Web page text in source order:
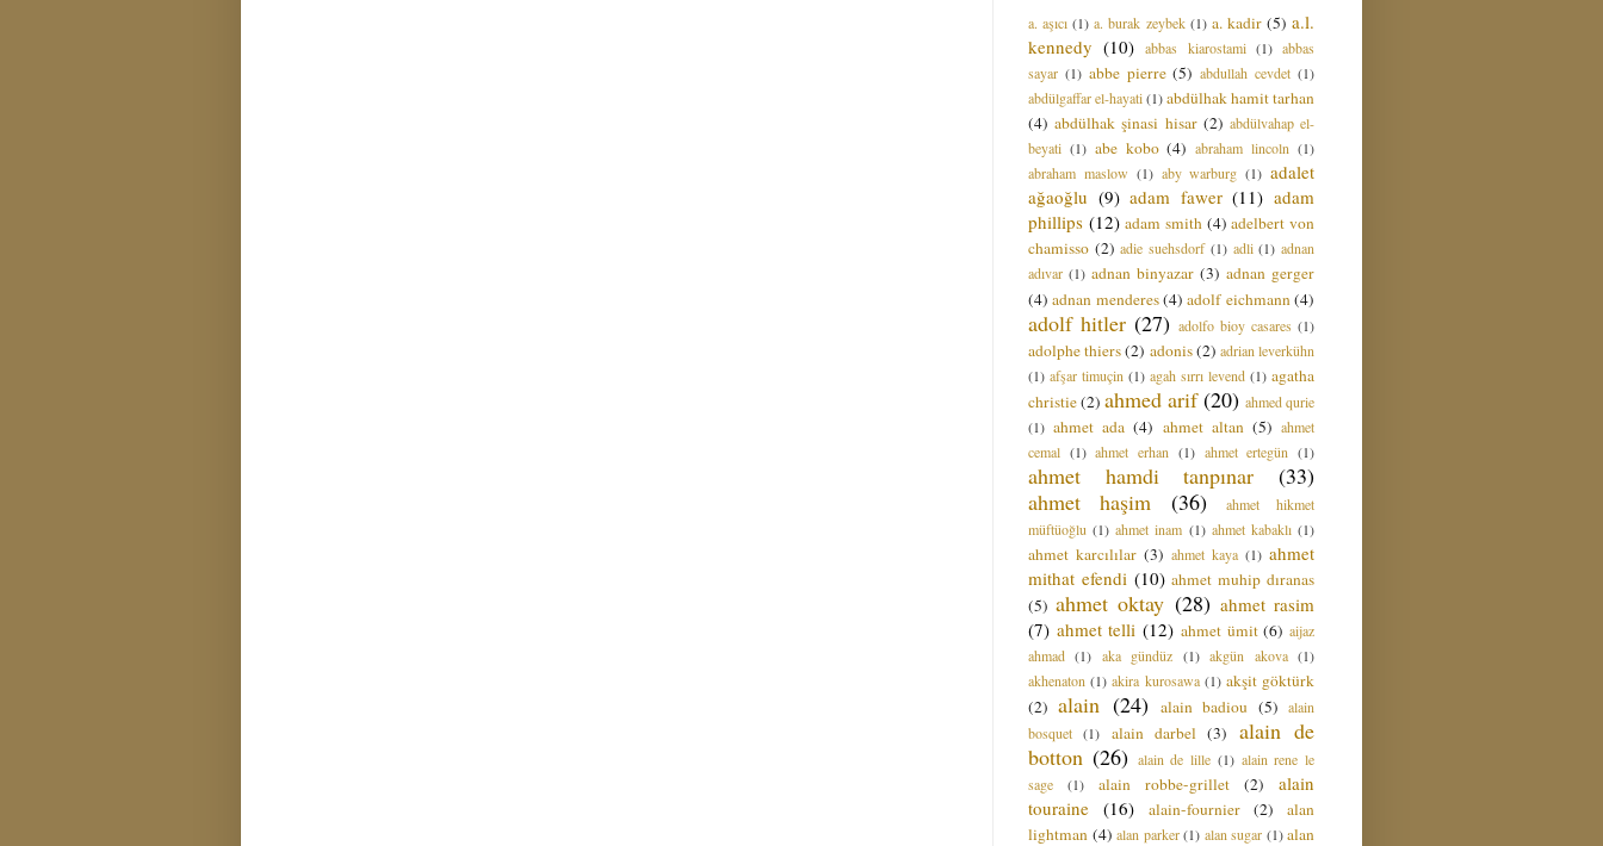
a. aşıcı (1) a. burak zeybek (1) a. kadir (5) a.l.
kennedy (10) abbas kiarostami (1) abbas
sayar (1) abbe pierre (5) abdullah cevdet (1)
abdülgaffar el-hayati(1)abdülhak hamit tarhan
(4) abdülhak şinasi hisar (2) abdülvahap el-
beyati (1) abe kobo (4) abraham lincoln (1)
abraham maslow (1) aby warburg (1) adalet
ağaoğlu (9) adam fawer (11) adam
phillips (12) adam smith (4) adelbert von
chamisso (2) adie suehsdorf (1) adli (1) adnan
adıvar (1) adnan binyazar (3) adnan gerger
(4) adnan menderes(4) adolf eichmann (4)
adolf hitler (27) adolfo bioy casares (1)
adolphe thiers(2) adonis(2) adrian leverkühn
(1) afşar timuçin (1) agah sırrı levend (1) agatha
christie(2) ahmed arif (20) ahmed qurie
(1) ahmet ada (4) ahmet altan (5) ahmet
cemal (1) ahmet erhan (1) ahmet ertegün (1)
ahmet hamdi tanpınar
(33)
ahmet haşim
(36)
ahmet hikmet
müftüoğlu (1) ahmet inam (1) ahmet kabaklı (1)
ahmet karcılılar (3) ahmet kaya (1) ahmet
mithat efendi (10) ahmet muhip dıranas
(5) ahmet oktay (28) ahmet rasim
(7) ahmet telli (12) ahmet ümit (6) aijaz
ahmad (1) aka gündüz (1) akgün akova (1)
akhenaton (1) akira kurosawa (1) akşit göktürk
(2) alain (24) alain badiou (5) alain
bosquet (1) alain darbel (3)
alain de
botton (26) alain de lille (1) alain rene le
sage
(1) alain robbe-grillet (2)
alain
touraine (16) alain-fournier (2)
alan
lightman (4) alan parker (1) alan sugar (1) alan